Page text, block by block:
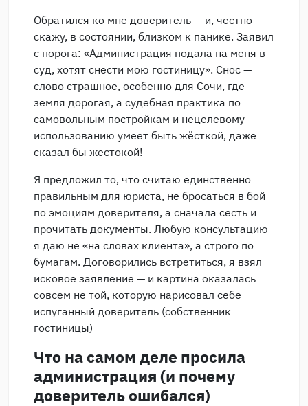
Обратился ко мне доверитель — и, честно
скажу, в состоянии, близком к панике. Заявил
с порога: «Администрация подала на меня в
суд, хотят снести мою гостиницу». Снос —
слово страшное, особенно для Сочи, где
земля дорогая, а судебная практика по
самовольным постройкам и нецелевому
использованию умеет быть жёсткой, даже
сказал бы жестокой!
Я предложил то, что считаю единственно
правильным для юриста, не бросаться в бой
по эмоциям доверителя, а сначала сесть и
прочитать документы. Любую консультацию
я даю не «на словах клиента», а строго по
бумагам. Договорились встретиться, я взял
исковое заявление — и картина оказалась
совсем не той, которую нарисовал себе
испуганный доверитель (собственник
гостиницы)
Что на самом деле просила
администрация (и почему
доверитель ошибался)